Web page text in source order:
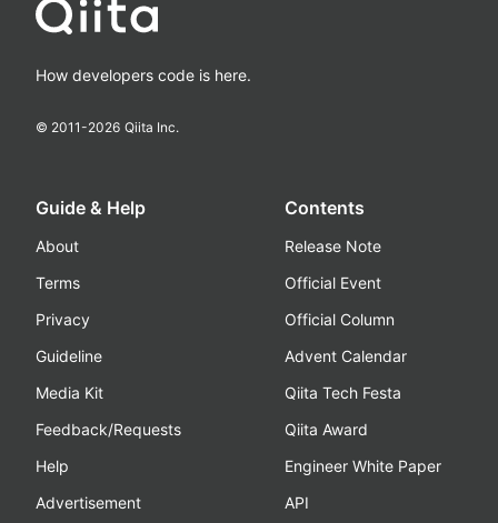
How developers code is here.
© 2011-2026 Qiita Inc.
Guide & Help
About
Terms
Privacy
Guideline
Media Kit
Feedback/Requests
Help
Advertisement
Contents
Release Note
Official Event
Official Column
Advent Calendar
Qiita Tech Festa
Qiita Award
Engineer White Paper
API